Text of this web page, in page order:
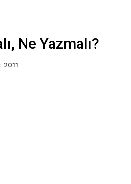
Ne Yazmalı?
2011